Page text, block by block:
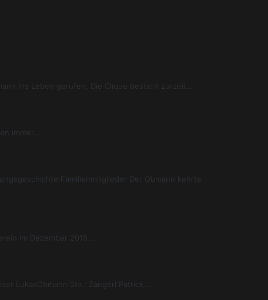
ins Leben gerufen. Die Clique besteht zurzeit…
immer…
Der Obmann kehrte
im Dezember 2015.…
LukasObmann Stv.: Zangerl Patrick …